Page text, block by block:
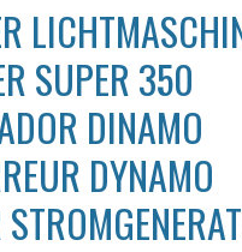
SUPER 350
DINAMO
DYNAMO